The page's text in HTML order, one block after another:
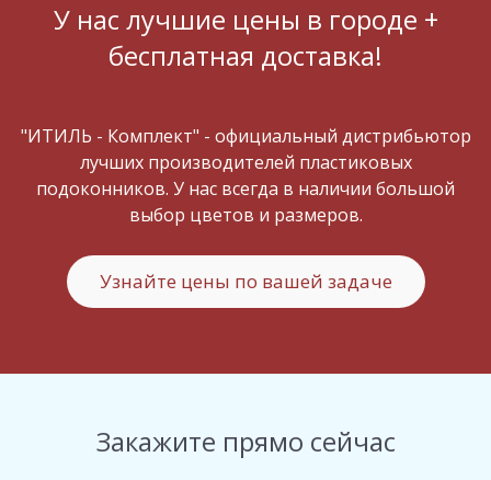
У нас лучшие цены в городе +
бесплатная доставка!
"ИТИЛЬ - Комплект" - официальный дистрибьютор
лучших производителей пластиковых
подоконников. У нас всегда в наличии большой
выбор цветов и размеров.
Узнайте цены по вашей задаче
Закажите прямо сейчас